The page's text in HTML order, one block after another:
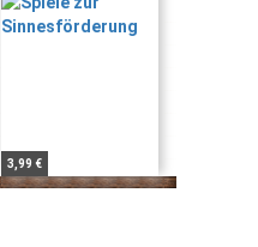
3,99 €